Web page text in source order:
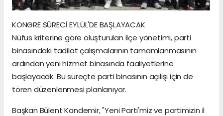
KONGRE SÜRECİ EYLÜL'DE BAŞLAYACAK
Nüfus kriterine göre oluşturulan ilçe yönetimi, parti
binasındaki tadilat çalışmalarının tamamlanmasının
ardından yeni hizmet binasında faaliyetlerine
başlayacak. Bu süreçte parti binasının açılışı için de
tören düzenlenmesi planlanıyor.
Başkan Bülent Kandemir, "Yeni Parti'miz ve partimizin il